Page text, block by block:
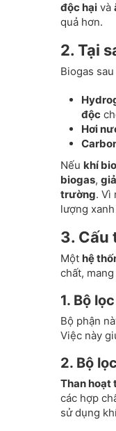
độc hại và
quả hơn.
2. Tại
Biogas
độc
Hơi
Nếu khí
biogas,
trường. Vì
lượng xanh
3. Cấu
Một hệ
chất, mang
1. Bộ
Bộ phận
Việc này
2. Bộ
Than hoạt
các hợp
sử dụng